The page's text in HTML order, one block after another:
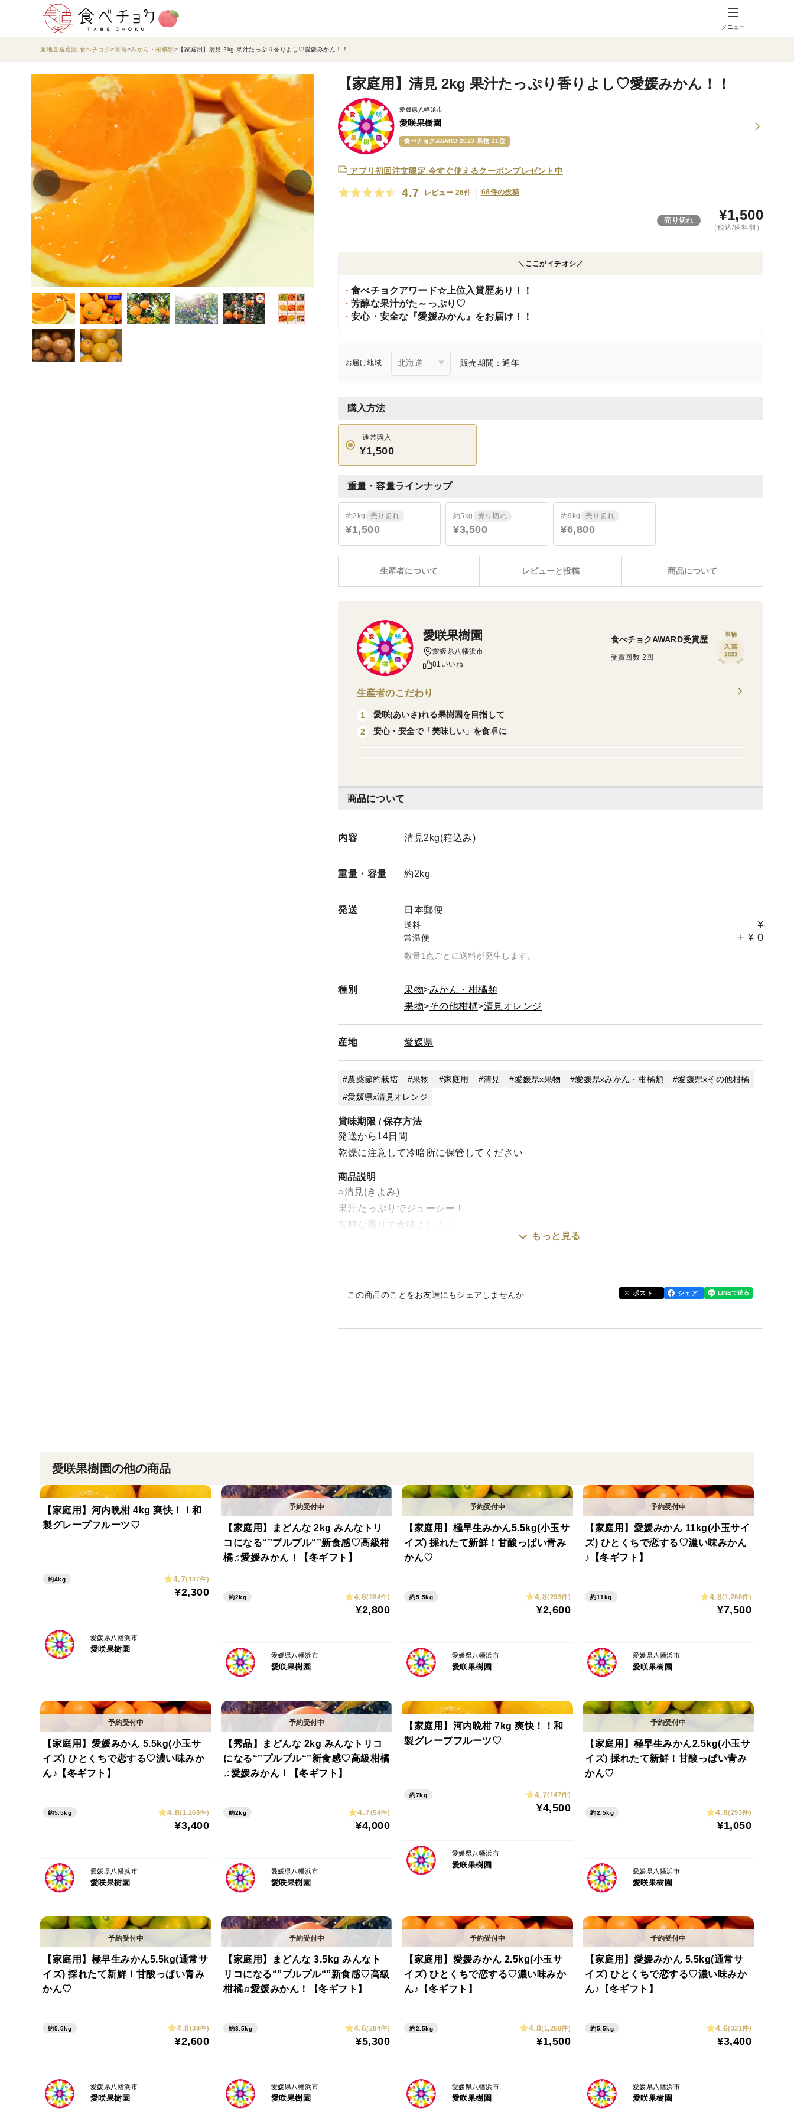
メニュー
産地直送通販 食べチョク 果物 みかん・柑橘類 【家庭用】清見 2kg 果汁たっぷり香りよし♡愛媛みかん！！
【家庭用】清見 2kg 果汁たっぷり香りよし♡愛媛みかん！！
愛媛県八幡浜市
愛咲果樹園
食べチョクAWARD 2023 果物 21位
アプリ初回注文限定 今すぐ使えるクーポンプレゼント中
4.7 レビュー 26件 68件の投稿
売り切れ ¥1,500
（税込/送料別）
＼ここがイチオシ／
食べチョクアワード☆上位入賞歴あり！！
芳醇な果汁がた～っぷり♡
安心・安全な『愛媛みかん』をお届け！！
お届け地域 販売期間：通年
購入方法
通常購入
¥1,500
重量・容量ラインナップ
約2kg 売り切れ
¥1,500
約5kg 売り切れ
¥3,500
約9kg 売り切れ
¥6,800
レビューと投稿 商品について
生産者について
商品について
内容 清見2kg(箱込み)
重量・ 容量 約2kg
発送 日本郵便
送料 ¥
常温便 + ¥ 0
数量1点ごとに送料が発生します。
種別 果物
みかん・柑橘類
果物
その他柑橘 清見オレンジ
産地 愛媛県
農薬節約栽培 果物 家庭用 清見 愛媛県x果物 愛媛県xみかん・柑橘類
愛媛県xその他柑橘
愛媛県x清見オレンジ
賞味期限 / 保存方法
発送から14日間
乾燥に注意して冷暗所に保管してください
商品説明
○清見(きよみ)
果汁たっぷりでジューシー！
芳醇な香りで食味よし！！
濃厚なお味をお楽しみいただけます！！！
※設定送料＞実送料のため、差額分は商品価格より値引きしております！
もっと見る
この商品のことをお友達にもシェアしませんか ポスト シェア
愛咲果樹園
愛媛県八幡浜市
81いいね
食べチョクAWARD受賞歴
受賞回数 2回
果物
生産者のこだわり
1
愛咲(あいさ)れる果樹園を目指して
2
安心・安全で「美味しい」を食卓に
愛咲果樹園の他の商品
【家庭用】河内晩柑 4kg 爽快！！和
製グレープフルーツ♡
約4kg 4.7(147件)
¥2,300
愛媛県八幡浜市
愛咲果樹園
【家庭用】まどんな 2kg みんなトリ
コになる“”プルプル“”新食感♡高級柑
橘♫愛媛みかん！【冬ギフト】
約2kg 4.6(284件)
¥2,800
愛媛県八幡浜市
愛咲果樹園
【家庭用】極早生みかん5.5kg(小玉サ
イズ) 採れたて新鮮！甘酸っぱい青み
かん♡
約5.5kg 4.8(293件)
¥2,600
愛媛県八幡浜市
愛咲果樹園
【家庭用】愛媛みかん 11kg(小玉サイ
ズ) ひとくちで恋する♡濃い味みかん
♪【冬ギフト】
約11kg 4.8(1,268件)
¥7,500
愛媛県八幡浜市
愛咲果樹園
【家庭用】愛媛みかん 5.5kg(小玉サ
イズ) ひとくちで恋する♡濃い味みか
ん♪【冬ギフト】
約5.5kg 4.8(1,268件)
¥3,400
愛媛県八幡浜市
愛咲果樹園
【秀品】まどんな 2kg みんなトリコ
になる“”プルプル“”新食感♡高級柑橘
♫愛媛みかん！【冬ギフト】
約2kg 4.7(54件)
¥4,000
愛媛県八幡浜市
愛咲果樹園
【家庭用】河内晩柑 7kg 爽快！！和
製グレープフルーツ♡
約7kg 4.7(147件)
¥4,500
愛媛県八幡浜市
愛咲果樹園
【家庭用】極早生みかん2.5kg(小玉サ
イズ) 採れたて新鮮！甘酸っぱい青み
かん♡
約2.5kg 4.8(293件)
¥1,050
愛媛県八幡浜市
愛咲果樹園
【家庭用】極早生みかん5.5kg(通常サ
イズ) 採れたて新鮮！甘酸っぱい青み
かん♡
約5.5kg 4.8(39件)
¥2,600
愛媛県八幡浜市
愛咲果樹園
【家庭用】まどんな 3.5kg みんなト
リコになる“”プルプル“”新食感♡高級
柑橘♫愛媛みかん！【冬ギフト】
約3.5kg 4.6(284件)
¥5,300
愛媛県八幡浜市
愛咲果樹園
【家庭用】愛媛みかん 2.5kg(小玉サ
イズ) ひとくちで恋する♡濃い味みか
ん♪【冬ギフト】
約2.5kg 4.8(1,268件)
¥1,500
愛媛県八幡浜市
愛咲果樹園
【家庭用】愛媛みかん 5.5kg(通常サ
イズ) ひとくちで恋する♡濃い味みか
ん♪【冬ギフト】
約5.5kg 4.6(331件)
¥3,400
愛媛県八幡浜市
愛咲果樹園